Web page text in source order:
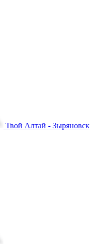
Твой Алтай - Зыряновск